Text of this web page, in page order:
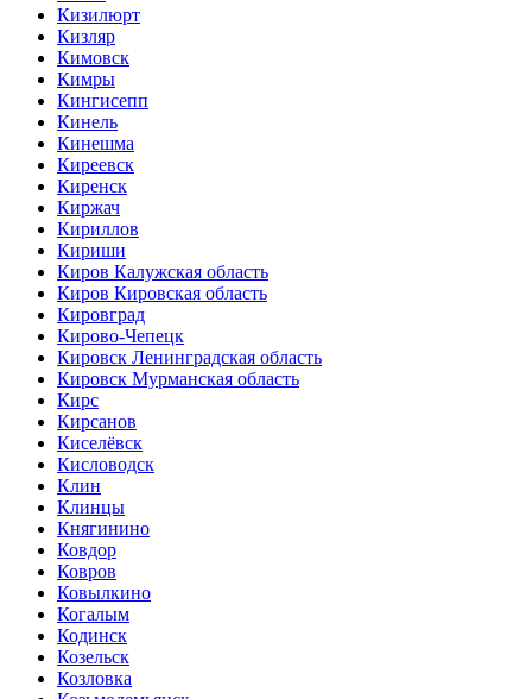
Кизилюрт
Кизляр
Кимовск
Кимры
Кингисепп
Кинель
Кинешма
Киреевск
Киренск
Киржач
Кириллов
Кириши
Киров Калужская область
Киров Кировская область
Кировград
Кирово-Чепецк
Кировск Ленинградская область
Кировск Мурманская область
Кирс
Кирсанов
Киселёвск
Кисловодск
Клин
Клинцы
Княгинино
Ковдор
Ковров
Ковылкино
Когалым
Кодинск
Козельск
Козловка